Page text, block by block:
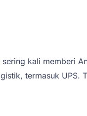
kali memberi
termasuk UPS.